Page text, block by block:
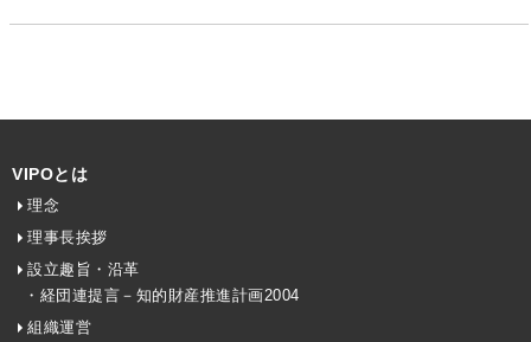
VIPOとは
理念
理事長挨拶
設立趣旨・沿革
・経団連提言－知的財産推進計画2004
組織運営